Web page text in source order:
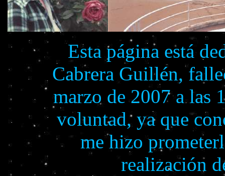
Esta página está
Cabrera Guillén,
marzo de 2007 a las
voluntad, ya que
me hizo
realización